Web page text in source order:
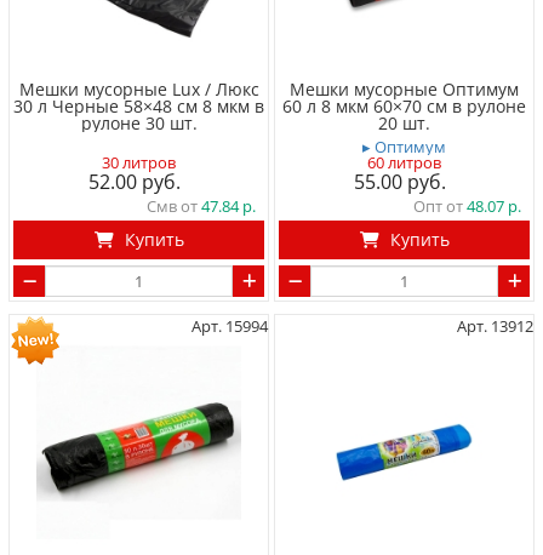
Мешки мусорные Lux / Люкс
30 л Черные 58×48 см 8 мкм в
рулоне 30 шт.
30 литров
52.00
Смв от47.84
Купить
Мешки мусорные Оптимум
60 л 8 мкм 60×70 см в рулоне
20 шт.
▸ Оптимум
60 литров
55.00
Опт от48.07
Купить
Арт. 15994 Арт. 13912